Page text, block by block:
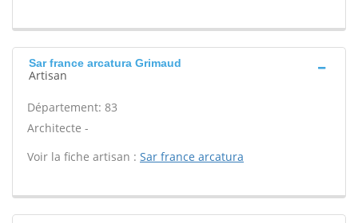
Sar france arcatura Grimaud
Artisan
Département: 83
Architecte -
Voir la fiche artisan : Sar france arcatura